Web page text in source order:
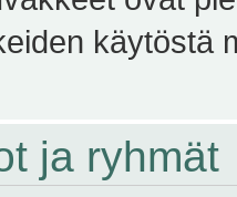
käytöstä
ja ryhmät